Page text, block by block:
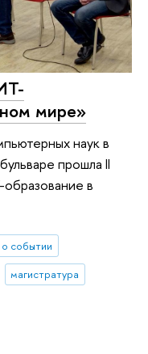
мире»
наук в
прошла II
в
событии
магистратура